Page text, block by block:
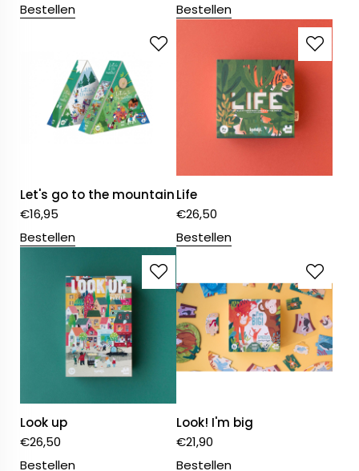
Bestellen
Bestellen
Let's go to the mountain
€16,95
Bestellen
Life
€26,50
Bestellen
Look up
€26,50
Bestellen
Look! I'm big
€21,90
Bestellen